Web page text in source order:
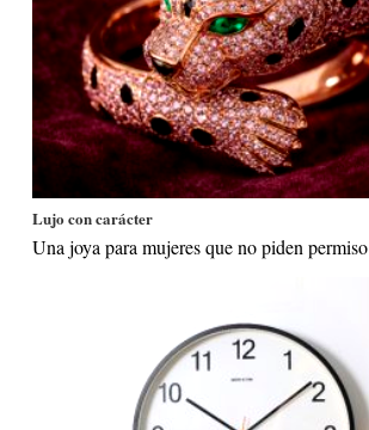
Lujo con carácter
Una joya para mujeres que no piden permiso